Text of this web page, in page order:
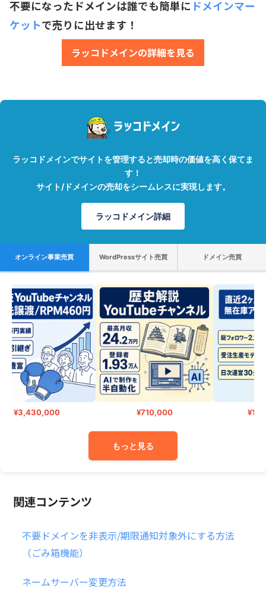
不要になったドメインは誰でも簡単に ドメインマー
ケットで売りに出せます！
ラッコドメインの詳細を見る
ラッコドメインでサイトを管理すると売却時の価値を高く保てま
す！
サイト/ドメインの売却をシームレスに実現します。
ラッコドメイン詳細
オンライン事業売買 WordPressサイト売買 ドメイン売買
¥3,430,000 ¥710,000
もっと見る
関連コンテンツ
不要ドメインを非表示/期限通知対象外にする方法
（ごみ箱機能）
ネームサーバー変更方法